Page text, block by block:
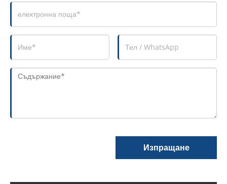
Изпращане